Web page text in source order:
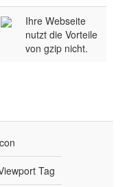
Ihre Webseite
nutzt die Vorteile
von gzip nicht.
Tag